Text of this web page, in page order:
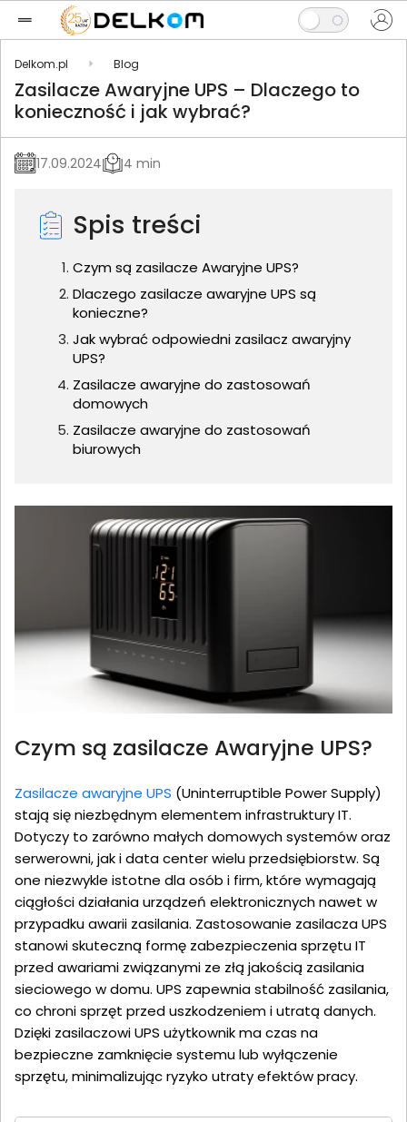
Delkom.pl Blog
Zasilacze Awaryjne UPS – Dlaczego to
konieczność i jak wybrać?
17.09.2024 4 min
Spis treści
Czym są zasilacze Awaryjne UPS?
Dlaczego zasilacze awaryjne UPS są
konieczne?
Jak wybrać odpowiedni zasilacz awaryjny
UPS?
Zasilacze awaryjne do zastosowań
domowych
Zasilacze awaryjne do zastosowań
biurowych
Czym są zasilacze Awaryjne UPS?
Zasilacze awaryjne UPS (Uninterruptible Power Supply)
stają się niezbędnym elementem infrastruktury IT.
Dotyczy to zarówno małych domowych systemów oraz
serwerowni, jak i data center wielu przedsiębiorstw. Są
one niezwykle istotne dla osób i firm, które wymagają
ciągłości działania urządzeń elektronicznych nawet w
przypadku awarii zasilania. Zastosowanie zasilacza UPS
stanowi skuteczną formę zabezpieczenia sprzętu IT
przed awariami związanymi ze złą jakością zasilania
sieciowego w domu. UPS zapewnia stabilność zasilania,
co chroni sprzęt przed uszkodzeniem i utratą danych.
Dzięki zasilaczowi UPS użytkownik ma czas na
bezpieczne zamknięcie systemu lub wyłączenie
sprzętu, minimalizując ryzyko utraty efektów pracy.